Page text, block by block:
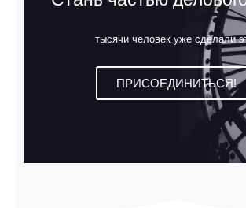
тысячи человек уже сделали
ПРИСОЕДИНИТЬСЯ!